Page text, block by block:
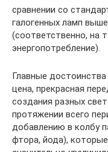
сравнении со
галогенных ламп
(соответственно, на
энергопотребление).
Главные
цена, прекрасная
создания разных
протяжении всего
добавлению в колбу
фтора, йода),